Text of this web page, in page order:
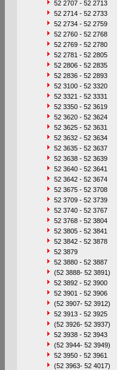
52 2707 - 52 2713
52 2714 - 52 2733
52 2734 - 52 2759
52 2760 - 52 2768
52 2769 - 52 2780
52 2781 - 52 2805
52 2806 - 52 2835
52 2836 - 52 2893
52 3100 - 52 3320
52 3321 - 52 3331
52 3350 - 52 3619
52 3620 - 52 3624
52 3625 - 52 3631
52 3632 - 52 3634
52 3635 - 52 3637
52 3638 - 52 3639
52 3640 - 52 3641
52 3642 - 52 3674
52 3675 - 52 3708
52 3709 - 52 3739
52 3740 - 52 3767
52 3768 - 52 3804
52 3805 - 52 3841
52 3842 - 52 3878
52 3879
52 3880 - 52 3887
(52 3888- 52 3891)
52 3892 - 52 3900
52 3901 - 52 3906
(52 3907- 52 3912)
52 3913 - 52 3925
(52 3926- 52 3937)
52 3938 - 52 3943
(52 3944- 52 3949)
52 3950 - 52 3961
(52 3963- 52 4017)